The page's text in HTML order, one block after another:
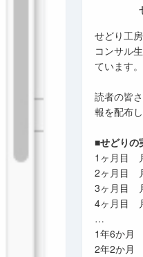
せどり工
コンサル
ています。
読者の皆
報を配布
■せどりの
1ヶ月目
2ヶ月目
3ヶ月目
4ヶ月目
…
1年6か月
2年2か月